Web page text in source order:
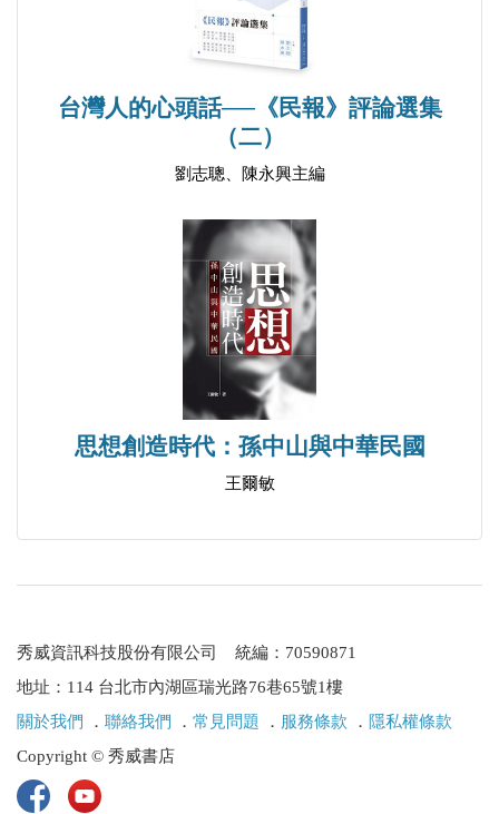
台灣人的心頭話──《民報》評論選集
（二）
劉志聰、陳永興主編
思想創造時代：孫中山與中華民國
王爾敏
秀威資訊科技股份有限公司 統編：70590871
地址：114 台北市內湖區瑞光路76巷65號1樓
關於我們 ． 聯絡我們 ． 常見問題 ． 服務條款 ． 隱私權條款
Copyright © 秀威書店